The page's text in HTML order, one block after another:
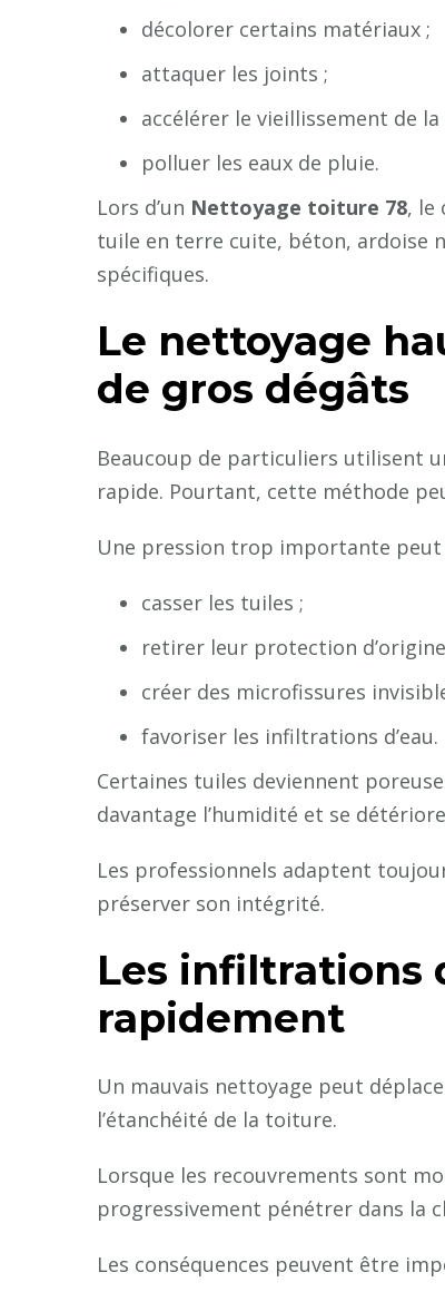
décolorer certains matériaux ;
attaquer les joints ;
accélérer le vieillissement de
polluer les eaux de pluie.
Lors d’un Nettoyage toiture 78, le
tuile en terre cuite, béton, ardoise
spécifiques.
Le nettoyage
de gros dégâts
Beaucoup de particuliers utilisent
rapide. Pourtant, cette méthode
Une pression trop importante peut
casser les tuiles ;
retirer leur protection
créer des microfissures
favoriser les infiltrations d’eau.
Certaines tuiles deviennent
davantage l’humidité et se
Les professionnels adaptent
préserver son intégrité.
Les infiltrations
rapidement
Un mauvais nettoyage peut
l’étanchéité de la toiture.
Lorsque les recouvrements sont
progressivement pénétrer dans la
Les conséquences peuvent être